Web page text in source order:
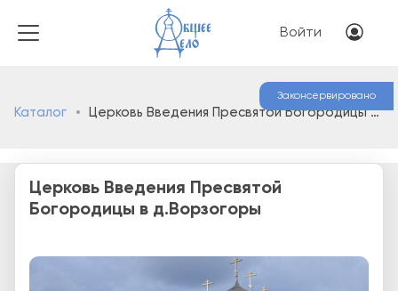
Меню
Войти
Каталог Церковь Введения Пресвятой Богородицы в д.Ворзогоры
Законсервировано
Церковь Введения Пресвятой
Богородицы в д.Ворзогоры